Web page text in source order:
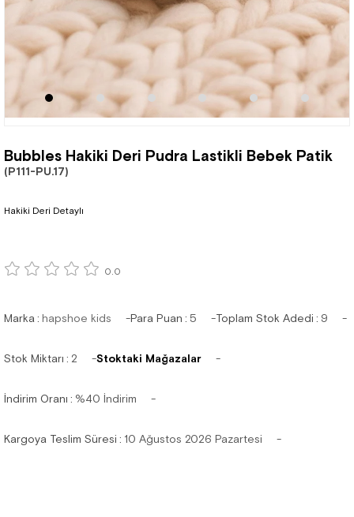
Bubbles Hakiki Deri Pudra Lastikli Bebek Patik
(P111-PU.17)
Hakiki Deri Detaylı
0.0
Marka : hapshoe kids Para Puan : 5 Toplam Stok Adedi : 9
Stok Miktarı : 2 Stoktaki Mağazalar
İndirim Oranı : %40 İndirim
Kargoya Teslim Süresi : 10 Ağustos 2026 Pazartesi